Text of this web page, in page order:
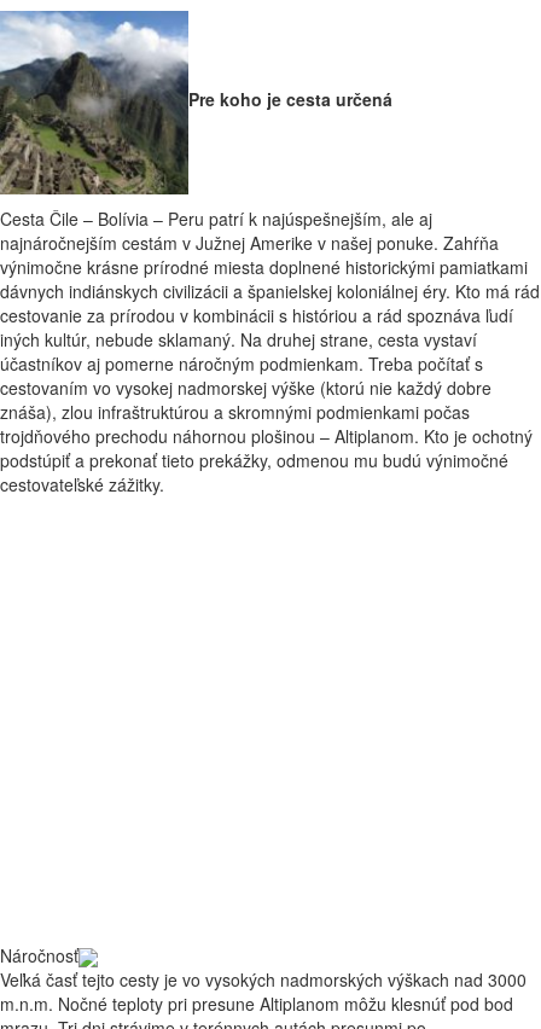
Pre koho je cesta určená
Cesta Čile – Bolívia – Peru patrí k najúspešnejším, ale aj
najnáročnejším cestám v Južnej Amerike v našej ponuke. Zahŕňa
výnimočne krásne prírodné miesta doplnené historickými pamiatkami
dávnych indiánskych civilizácii a španielskej koloniálnej éry. Kto má rád
cestovanie za prírodou v kombinácii s históriou a rád spoznáva ľudí
iných kultúr, nebude sklamaný. Na druhej strane, cesta vystaví
účastníkov aj pomerne náročným podmienkam. Treba počítať s
cestovaním vo vysokej nadmorskej výške (ktorú nie každý dobre
znáša), zlou infraštruktúrou a skromnými podmienkami počas
trojdňového prechodu náhornou plošinou – Altiplanom. Kto je ochotný
podstúpiť a prekonať tieto prekážky, odmenou mu budú výnimočné
cestovateľské zážitky.
Náročnosť
Veľká časť tejto cesty je vo vysokých nadmorských výškach nad 3000
m.n.m. Nočné teploty pri presune Altiplanom môžu klesnúť pod bod